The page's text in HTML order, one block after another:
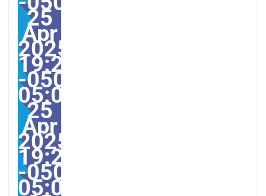
25
Apr
2025
19:23:00
-0500-
05:00America/
25
Apr
2025
19:23:00
-0500-
05:000030#/30Fri,